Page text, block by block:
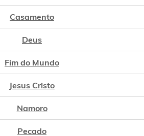
Casamento
Deus
Fim do Mundo
Jesus Cristo
Namoro
Pecado